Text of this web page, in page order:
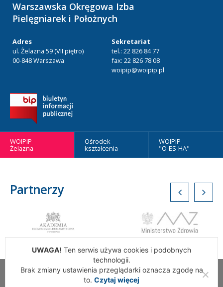
Warszawska Okręgowa Izba
Pielęgniarek i Położnych
Adres
ul. Żelazna 59 (VII piętro)
00-848 Warszawa
Sekretariat
tel.: 22 826 84 77
fax: 22 826 78 08
woipip@woipip.pl
WOIPIP
Żelazna
Ośrodek
kształcenia
WOIPIP
"O-ES-HA"
Partnerzy
Wszelkie Prawa Zastrzeżone. Warszawska Okręgowa Izba
UWAGA! Ten serwis używa cookies i podobnych
technologii.
Brak zmiany ustawienia przeglądarki oznacza zgodę na
to. Czytaj więcej